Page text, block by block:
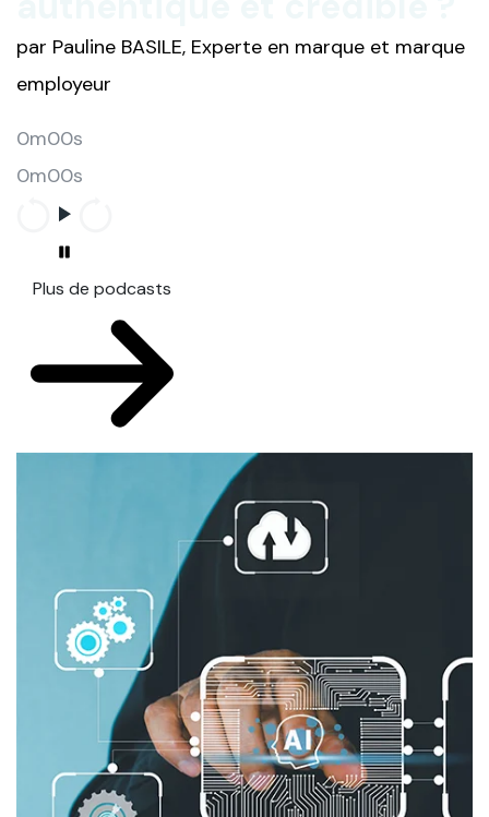
par Pauline BASILE, Experte en marque et marque
employeur
0m00s
0m00s
Plus de podcasts